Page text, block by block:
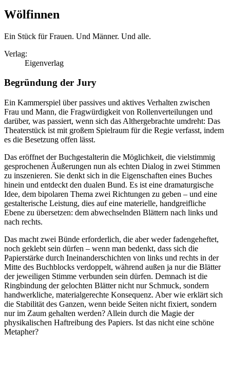
Wölfinnen
Ein Stück für Frauen. Und Männer. Und alle.
Verlag:
Eigenverlag
Begründung der Jury
Ein Kammerspiel über passives und aktives Verhalten zwischen
Frau und Mann, die Fragwürdigkeit von Rollenverteilungen und
darüber, was passiert, wenn sich das Althergebrachte umdreht: Das
Theaterstück ist mit großem Spielraum für die Regie verfasst, indem
es die Besetzung offen lässt.
Das eröffnet der Buchgestalterin die Möglichkeit, die vielstimmig
gesprochenen Äußerungen nun als echten Dialog in zwei Stimmen
zu inszenieren. Sie denkt sich in die Eigenschaften eines Buches
hinein und entdeckt den dualen Bund. Es ist eine dramaturgische
Idee, dem bipolaren Thema zwei Richtungen zu geben – und eine
gestalterische Leistung, dies auf eine materielle, handgreifliche
Ebene zu übersetzen: dem abwechselnden Blättern nach links und
nach rechts.
Das macht zwei Bünde erforderlich, die aber weder fadengeheftet,
noch geklebt sein dürfen – wenn man bedenkt, dass sich die
Papierstärke durch Ineinanderschichten von links und rechts in der
Mitte des Buchblocks verdoppelt, während außen ja nur die Blätter
der jeweiligen Stimme verbunden sein dürfen. Demnach ist die
Ringbindung der gelochten Blätter nicht nur Schmuck, sondern
handwerkliche, materialgerechte Konsequenz. Aber wie erklärt sich
die Stabilität des Ganzen, wenn beide Seiten nicht fixiert, sondern
nur im Zaum gehalten werden? Allein durch die Magie der
physikalischen Haftreibung des Papiers. Ist das nicht eine schöne
Metapher?